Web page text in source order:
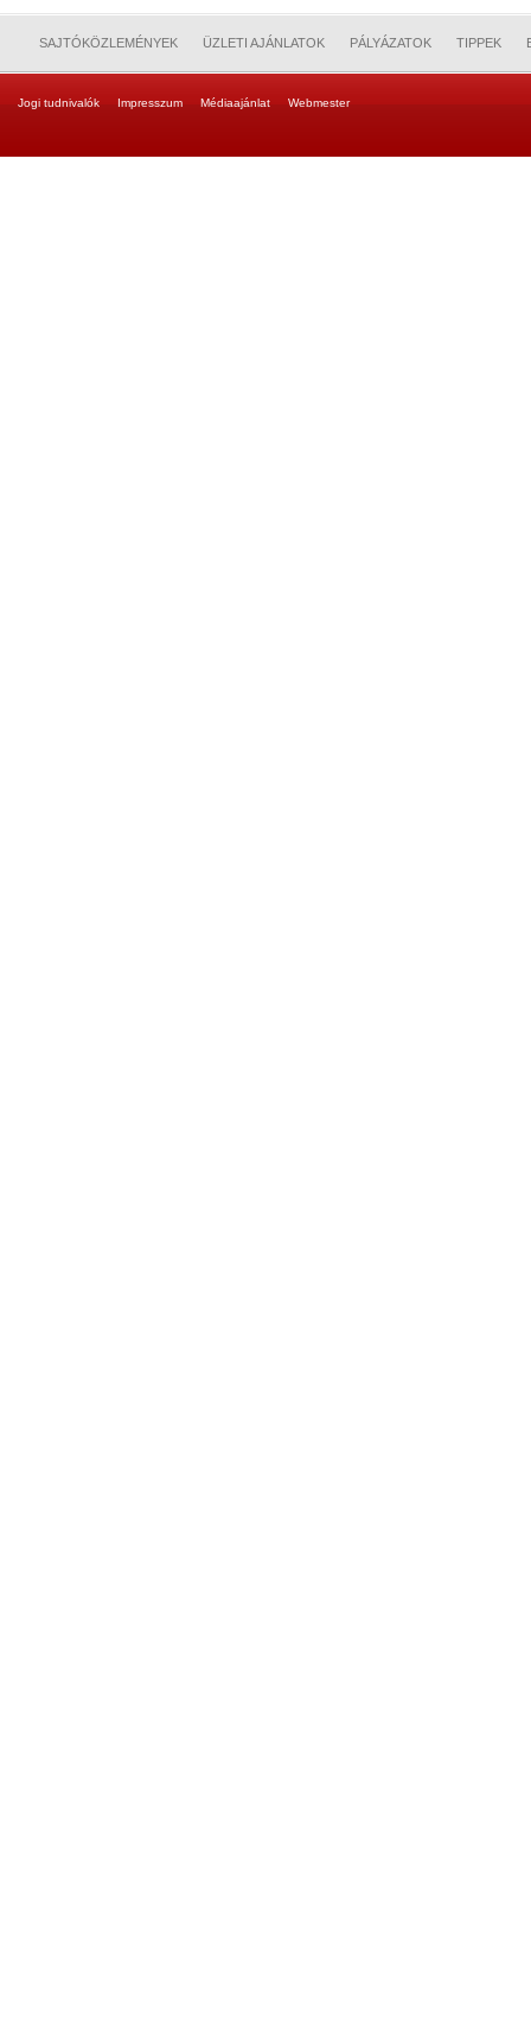
SAJTÓKÖZLEMÉNYEK ÜZLETI AJÁNLATOK PÁLYÁZATOK TIPPEK
Jogi tudnivalók Impresszum Médiaajánlat Webmester